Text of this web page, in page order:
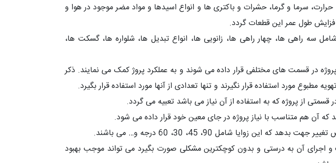
حرارت، سرما و گرما، حشرات و باکتری ها و انواع اسیدها و مواد مضر موجود در هوا و
طول عمر این قطعات گردد.
راهی ها، چهار راهی ها، زانویی ها، انواع تبدیل ها، شلواره ها، گسکت ها،
در قسمت های مختلفی قرار داده می شوند و به عملکرد پروژ کمک می نمایند. ذکر
مورد استفاده قرار نگیرند و تنها تعدادی از آنها مورد استفاده قرار بگیرد.
از پروژه که به استفاده از آن نیاز می باشد تعبیه می گردد.
آن هم متناسب با نیاز پروژه در جای معین خود قرار داده می شود.
زوایا شامل 90، 45، 30، 60 درجه و… می باشند.
اجرای آن به درستی و بدون کوچکترین مشکلی صورت بگیرد می تواند موجب بهبود